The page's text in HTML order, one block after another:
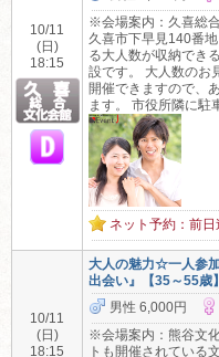
10/11
(日)
18:15
※会場案内：久喜総
久喜市下早見140番
る大人数が収納でき
設です。 大人数のお
開催できますので、
ます。 市役所隣に駐
ネット予約：前
10/11
(日)
18:15
大人の魅力☆一人参
出会い』【35～55歳】
男性 6,000円
※会場案内：熊谷文
トも開催されている